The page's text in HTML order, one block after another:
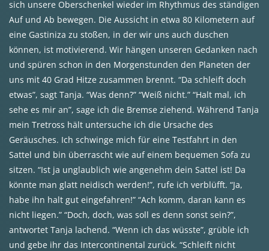
sich unsere Oberschenkel wieder im Rhythmus des ständigen
Auf und Ab bewegen. Die Aussicht in etwa 80 Kilometern auf
eine Gastiniza zu stoßen, in der wir uns auch duschen
können, ist motivierend. Wir hängen unseren Gedanken nach
und spüren schon in den Morgenstunden den Planeten der
uns mit 40 Grad Hitze zusammen brennt. “Da schleift doch
etwas”, sagt Tanja. “Was denn?” “Weiß nicht.” “Halt mal, ich
sehe es mir an”, sage ich die Bremse ziehend. Während Tanja
mein Tretross hält untersuche ich die Ursache des
Geräusches. Ich schwinge mich für eine Testfahrt in den
Sattel und bin überrascht wie auf einem bequemen Sofa zu
sitzen. “Ist ja unglaublich wie angenehm dein Sattel ist! Da
könnte man glatt neidisch werden!”, rufe ich verblüfft. “Ja,
habe ihn halt gut eingefahren!” “Ach komm, daran kann es
nicht liegen.” “Doch, doch, was soll es denn sonst sein?”,
antwortet Tanja lachend. “Wenn ich das wüsste”, grüble ich
und gebe ihr das Intercontinental zurück. “Schleift nicht